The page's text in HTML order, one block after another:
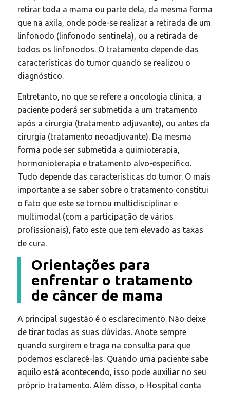
retirar toda a mama ou parte dela, da mesma forma
que na axila, onde pode-se realizar a retirada de um
linfonodo (linfonodo sentinela), ou a retirada de
todos os linfonodos. O tratamento depende das
características do tumor quando se realizou o
diagnóstico.
Entretanto, no que se refere a oncologia clínica, a
paciente poderá ser submetida a um tratamento
após a cirurgia (tratamento adjuvante), ou antes da
cirurgia (tratamento neoadjuvante). Da mesma
forma pode ser submetida a quimioterapia,
hormonioterapia e tratamento alvo-específico.
Tudo depende das características do tumor. O mais
importante a se saber sobre o tratamento constitui
o fato que este se tornou multidisciplinar e
multimodal (com a participação de vários
profissionais), fato este que tem elevado as taxas
de cura.
Orientações para
enfrentar o tratamento
de câncer de mama
A principal sugestão é o esclarecimento. Não deixe
de tirar todas as suas dúvidas. Anote sempre
quando surgirem e traga na consulta para que
podemos esclarecê-las. Quando uma paciente sabe
aquilo está acontecendo, isso pode auxiliar no seu
próprio tratamento. Além disso, o Hospital conta